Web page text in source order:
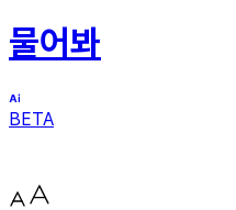
물어봐
BETA